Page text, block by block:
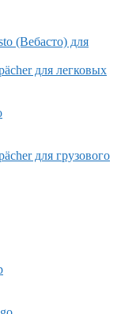
(Вебасто) для
для легковых
для грузового